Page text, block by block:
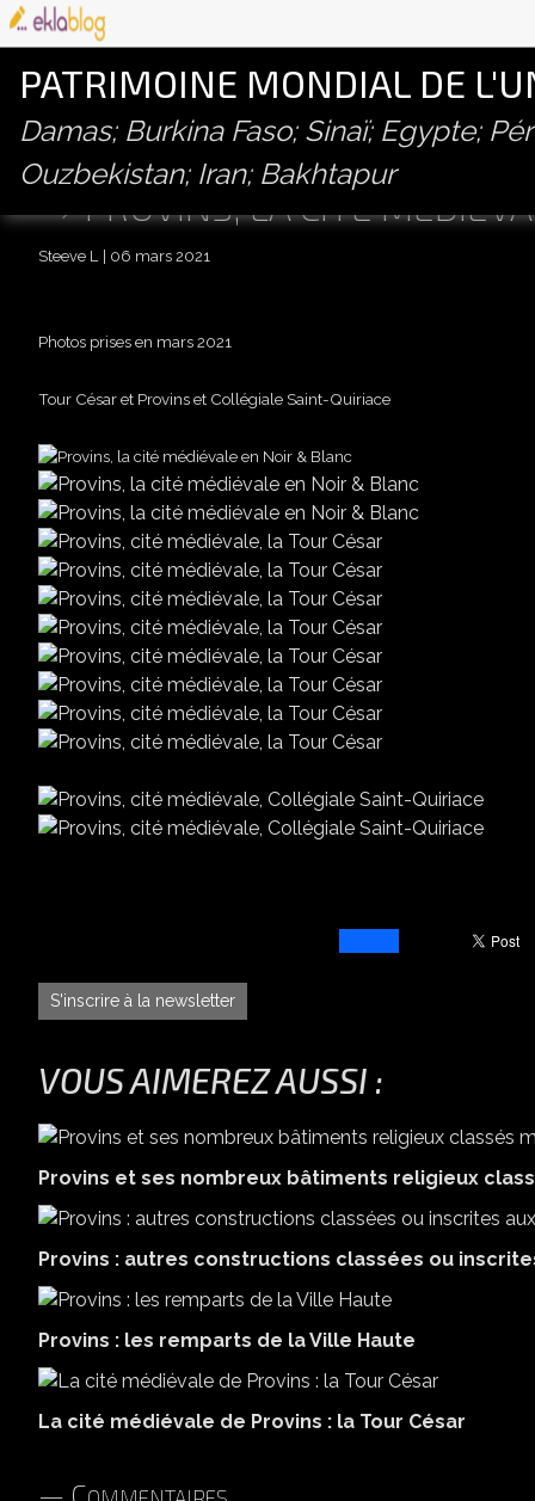
PATRIMOINE MONDIAL DE
Damas; Burkina Faso; Sinaï; Egypte;
Ouzbekistan; Iran; Bakhtapur
PROVINS, LA CITÉ
Steeve L 06 mars 2021
Photos prises en mars 2021
Tour César et Provins et Collégiale Saint-Quiriace
S'inscrire à la newsletter
VOUS AIMEREZ AUSSI :
Provins et ses nombreux bâtiments religieux
Provins : autres constructions classées ou
Provins : les remparts de la Ville Haute
La cité médiévale de Provins : la Tour César